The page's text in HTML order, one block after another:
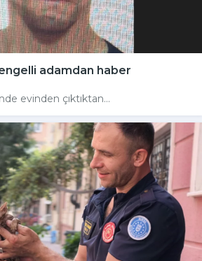
adamdan haber
evinden çıktıktan...